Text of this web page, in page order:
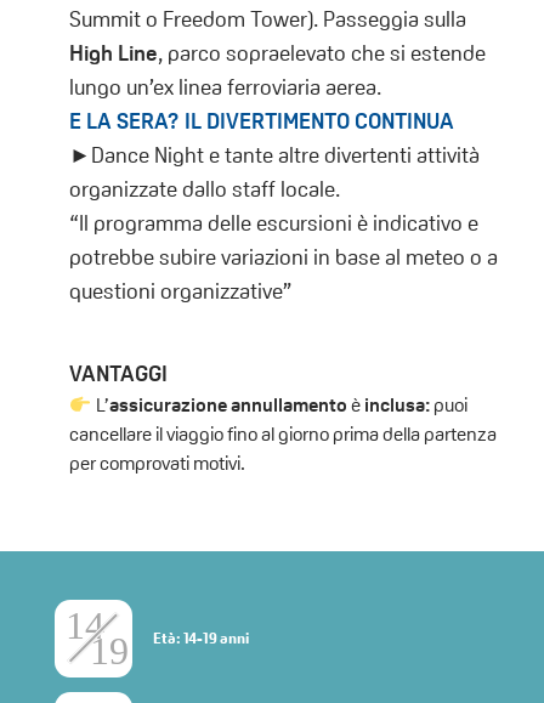
Summit o Freedom Tower). Passeggia sulla
High Line, parco sopraelevato che si estende
lungo un’ex linea ferroviaria aerea.
E LA SERA? IL DIVERTIMENTO CONTINUA
►Dance Night e tante altre divertenti attività
organizzate dallo staff locale.
“Il programma delle escursioni è indicativo e
potrebbe subire variazioni in base al meteo o a
questioni organizzative”
VANTAGGI
L’assicurazione annullamentoèinclusa:puoi
cancellare il viaggio fino al giorno prima della partenza
per comprovati motivi.
Età: 14-19 anni